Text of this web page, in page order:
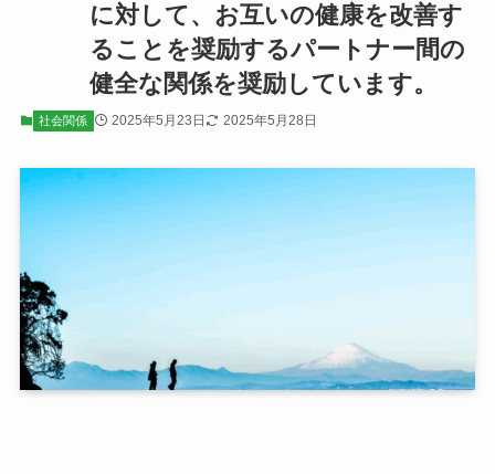
に対して、お互いの健康を改善す
ることを奨励するパートナー間の
健全な関係を奨励しています。
社会関係 2025年5月23日 2025年5月28日